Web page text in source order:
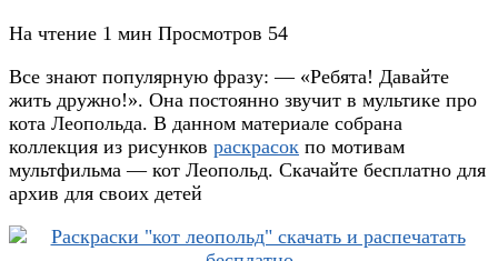
На чтение 1 мин Просмотров 54
Все знают популярную фразу: — «Ребята! Давайте
жить дружно!». Она постоянно звучит в мультике про
кота Леопольда. В данном материале собрана
коллекция из рисунков раскрасок по мотивам
мультфильма — кот Леопольд. Скачайте бесплатно для
архив для своих детей